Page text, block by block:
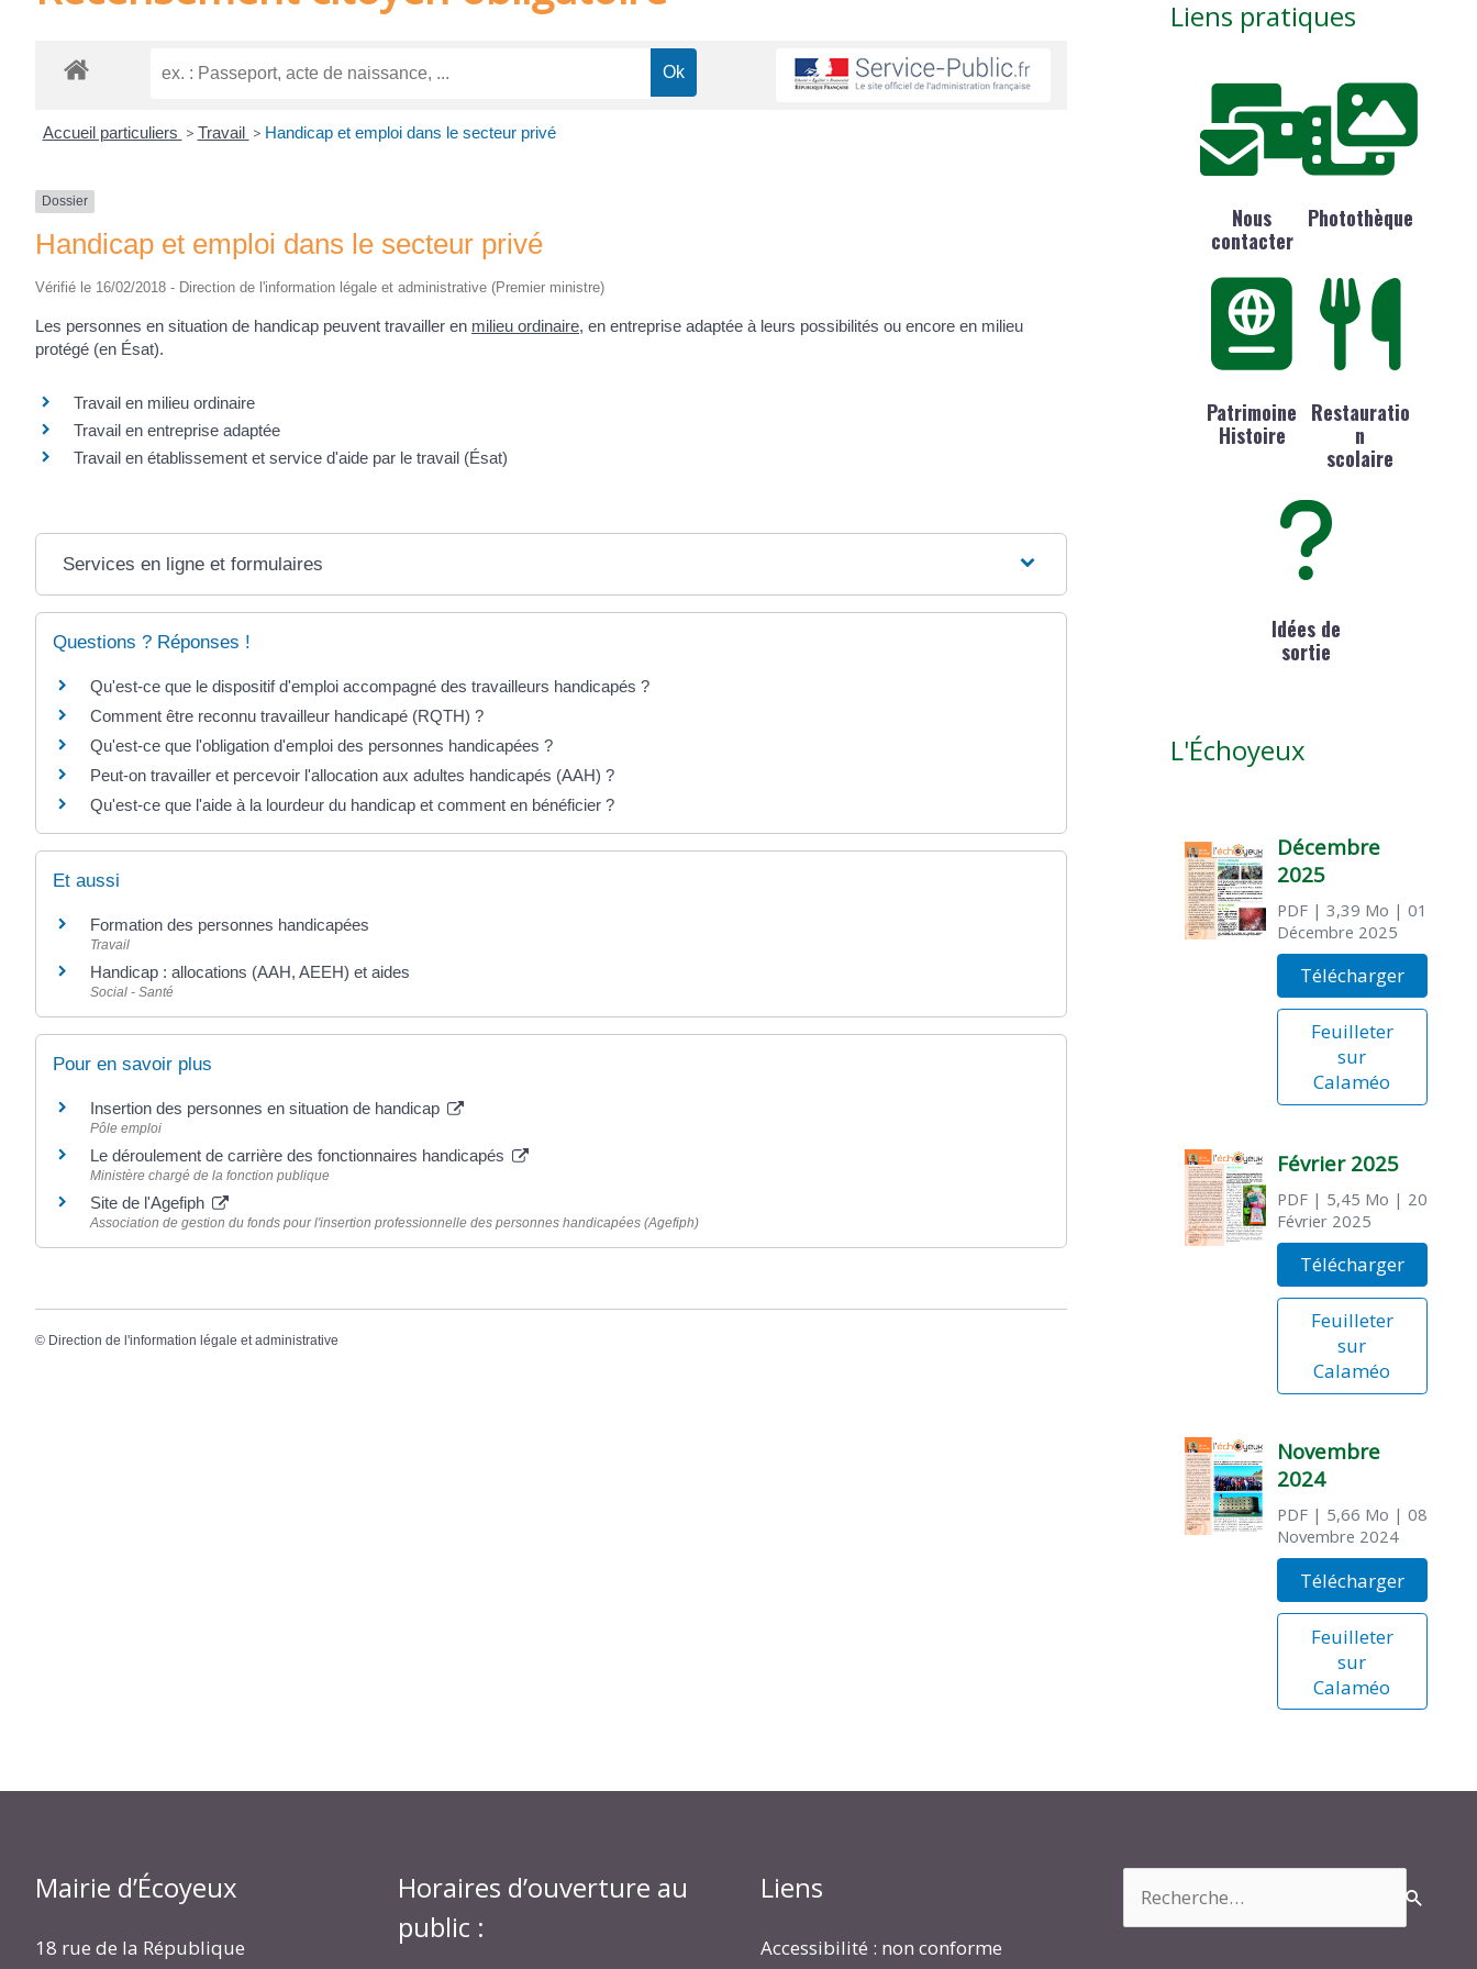
Accueil particuliers > Travail > Handicap et emploi dans le secteur privé
Dossier
Handicap et emploi dans le secteur privé
Vérifié le 16/02/2018 - Direction de l'information légale et administrative (Premier ministre)
Les personnes en situation de handicap peuvent travailler en milieu ordinaire, en entreprise adaptée à leurs possibilités ou encore en milieu
protégé (en Ésat).
Travail en milieu ordinaire
Travail en entreprise adaptée
Travail en établissement et service d'aide par le travail (Ésat)
Services en ligne et formulaires
Questions ? Réponses !
Qu'est-ce que le dispositif d'emploi accompagné des travailleurs handicapés ?
Comment être reconnu travailleur handicapé (RQTH) ?
Qu'est-ce que l'obligation d'emploi des personnes handicapées ?
Peut-on travailler et percevoir l'allocation aux adultes handicapés (AAH) ?
Qu'est-ce que l'aide à la lourdeur du handicap et comment en bénéficier ?
Et aussi
Formation des personnes handicapées
Travail
Handicap : allocations (AAH, AEEH) et aides
Social - Santé
Pour en savoir plus
Insertion des personnes en situation de handicap
Pôle emploi
Le déroulement de carrière des fonctionnaires handicapés
Ministère chargé de la fonction publique
Site de l'Agefiph
Association de gestion du fonds pour l'insertion professionnelle des personnes handicapées (Agefiph)
© Direction de l'information légale et administrative
Liens pratiques
Nous
contacter
Photothèque
Patrimoine
Histoire
Restauratio
n
scolaire
Idées de
sortie
L'Échoyeux
Décembre
2025
PDF| 3,39 Mo | 01
Décembre 2025
Télécharger
Feuilleter
sur
Calaméo
Février 2025
PDF| 5,45 Mo | 20
Février 2025
Télécharger
Feuilleter
sur
Calaméo
Novembre
2024
PDF| 5,66 Mo | 08
Novembre 2024
Télécharger
Feuilleter
sur
Calaméo
Mairie d’Écoyeux
18 rue de la République
Horaires d’ouverture au
public :
Liens
Accessibilité : non conforme